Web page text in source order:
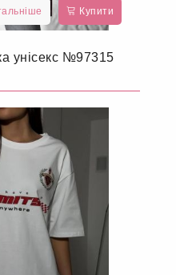
Купити
унісекс №97315